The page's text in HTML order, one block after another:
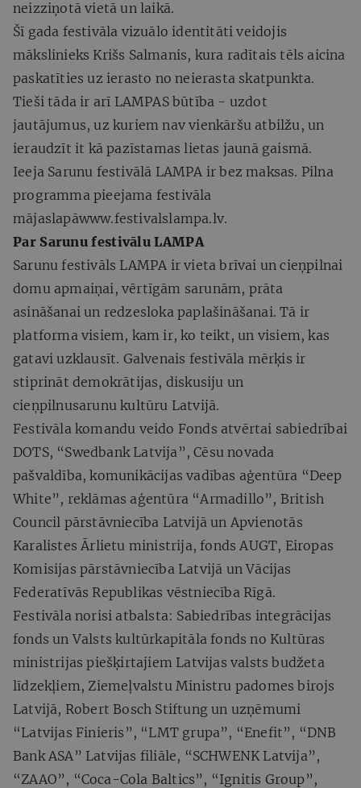
neizziņotā vietā un laikā.
Šī gada festivāla vizuālo identitāti veidojis
mākslinieks Krišs Salmanis, kura radītais tēls aicina
paskatīties uz ierasto no neierasta skatpunkta.
Tieši tāda ir arī LAMPAS būtība - uzdot
jautājumus, uz kuriem nav vienkāršu atbilžu, un
ieraudzīt it kā pazīstamas lietas jaunā gaismā.
Ieeja Sarunu festivālā LAMPA ir bez maksas. Pilna
programma pieejama festivāla
mājaslapāwww.festivalslampa.lv.
Par Sarunu festivālu LAMPA
Sarunu festivāls LAMPA ir vieta brīvai un cieņpilnai
domu apmaiņai, vērtīgām sarunām, prāta
asināšanai un redzesloka paplašināšanai. Tā ir
platforma visiem, kam ir, ko teikt, un visiem, kas
gatavi uzklausīt. Galvenais festivāla mērķis ir
stiprināt demokrātijas, diskusiju un
cieņpilnusarunu kultūru Latvijā.
Festivāla komandu veido Fonds atvērtai sabiedrībai
DOTS, “Swedbank Latvija”, Cēsu novada
pašvaldība, komunikācijas vadības aģentūra “Deep
White”, reklāmas aģentūra “Armadillo”, British
Council pārstāvniecība Latvijā un Apvienotās
Karalistes Ārlietu ministrija, fonds AUGT, Eiropas
Komisijas pārstāvniecība Latvijā un Vācijas
Federatīvās Republikas vēstniecība Rīgā.
Festivāla norisi atbalsta: Sabiedrības integrācijas
fonds un Valsts kultūrkapitāla fonds no Kultūras
ministrijas piešķirtajiem Latvijas valsts budžeta
līdzekļiem, Ziemeļvalstu Ministru padomes birojs
Latvijā, Robert Bosch Stiftung un uzņēmumi
“Latvijas Finieris”, “LMT grupa”, “Enefit”, “DNB
Bank ASA” Latvijas filiāle, “SCHWENK Latvija”,
“ZAAO”, “Coca-Cola Baltics”, “Ignitis Group”,